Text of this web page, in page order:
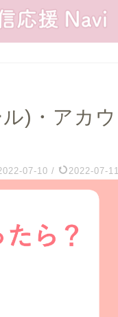
)・アカウ
07-10 / 2022-07-11